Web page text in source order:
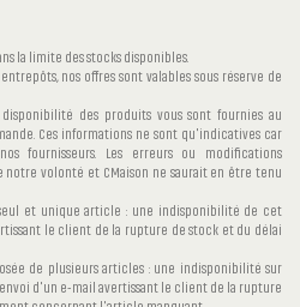
la limite des stocks disponibles.
nos offres sont valables sous réserve de
des produits vous sont fournies au
Ces informations ne sont qu'indicatives car
fournisseurs. Les erreurs ou modifications
volonté et CMaison ne saurait en être tenu
et unique article : une indisponibilité de cet
le client de la rupture de stock et du délai
de plusieurs articles : une indisponibilité sur
d'un e-mail avertissant le client de la rupture